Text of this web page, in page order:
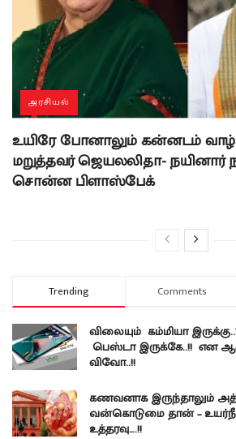
அரசியல்
உயிரே போனாலும் கன்னடம்
மறுத்தவர் ஜெயலலிதா- நயினார்
சொன்ன பிளாஸ்பேக்
Trending Comments
விலையும் கம்மியா
பெஸ்டா இருக்கே..!! என
விவோ..!!
கணவனாக இருந்தாலும்
வன்கொடுமை தான் –
உத்தரவு….!!